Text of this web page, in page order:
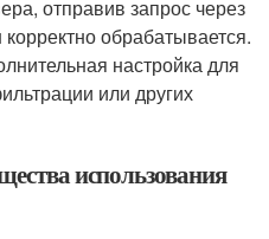
отправив запрос через
обрабатывается.
настройка для
или других
использования